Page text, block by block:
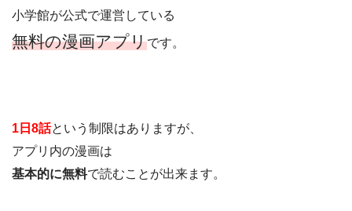
小学館が公式で運営している
無料の漫画アプリです。
1日8話という制限はありますが、
アプリ内の漫画は
基本的に無料で読むことが出来ます。